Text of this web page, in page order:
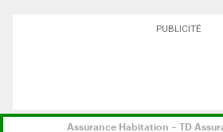
PUBLICITÉ